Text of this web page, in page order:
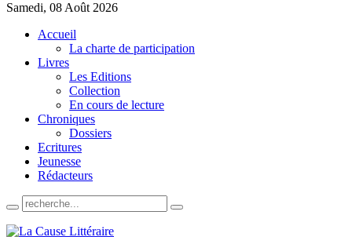
Samedi, 08 Août 2026
Accueil
La charte de participation
Livres
Les Editions
Collection
En cours de lecture
Chroniques
Dossiers
Ecritures
Jeunesse
Rédacteurs